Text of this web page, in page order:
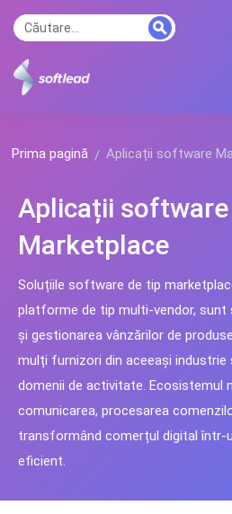
Prima pagină Aplicații software
Aplicații software
Marketplace
Soluțiile software de tip
platforme de tip multi-vendor, sunt
și gestionarea vânzărilor de
mulți furnizori din aceeași industrie
domenii de activitate. Ecosistemul
comunicarea, procesarea
transformând comerțul digital într-
eficient.